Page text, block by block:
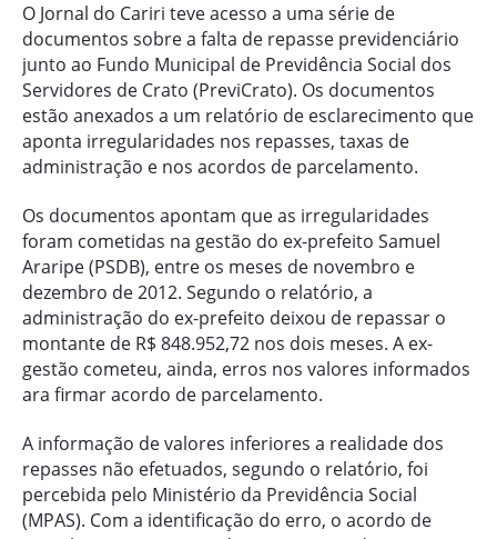
O Jornal do Cariri teve acesso a uma série de
documentos sobre a falta de repasse previdenciário
junto ao Fundo Municipal de Previdência Social dos
Servidores de Crato (PreviCrato). Os documentos
estão anexados a um relatório de esclarecimento que
aponta irregularidades nos repasses, taxas de
administração e nos acordos de parcelamento.
Os documentos apontam que as irregularidades
foram cometidas na gestão do ex-prefeito Samuel
Araripe (PSDB), entre os meses de novembro e
dezembro de 2012. Segundo o relatório, a
administração do ex-prefeito deixou de repassar o
montante de R$ 848.952,72 nos dois meses. A ex-
gestão cometeu, ainda, erros nos valores informados
ara firmar acordo de parcelamento.
A informação de valores inferiores a realidade dos
repasses não efetuados, segundo o relatório, foi
percebida pelo Ministério da Previdência Social
(MPAS). Com a identificação do erro, o acordo de